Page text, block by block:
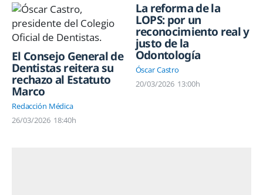
El Consejo General de
Dentistas reitera su
rechazo al Estatuto
Marco
Redacción Médica
26/03/2026 18:40h
La reforma de la
LOPS: por un
reconocimiento real y
justo de la
Odontología
Óscar Castro
20/03/2026 13:00h